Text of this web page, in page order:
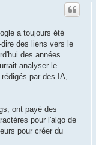
a toujours été
des liens vers le
des années
analyser le
par des IA,
ont payé des
pour l'algo de
pour créer du